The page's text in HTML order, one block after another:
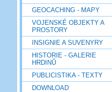
GEOCACHING - MAPY
VOJENSKÉ OBJEKTY A
PROSTORY
INSIGNIE A SUVENYRY
HISTORIE - GALERIE
HRDINŮ
PUBLICISTIKA - TEXTY
DOWNLOAD